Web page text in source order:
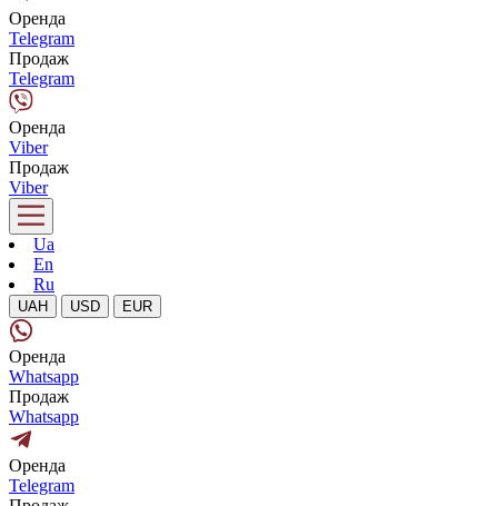
Оренда
Telegram
Продаж
Telegram
Оренда
Viber
Продаж
Viber
Ua
En
Ru
UAH USD EUR
Оренда
Whatsapp
Продаж
Whatsapp
Оренда
Telegram